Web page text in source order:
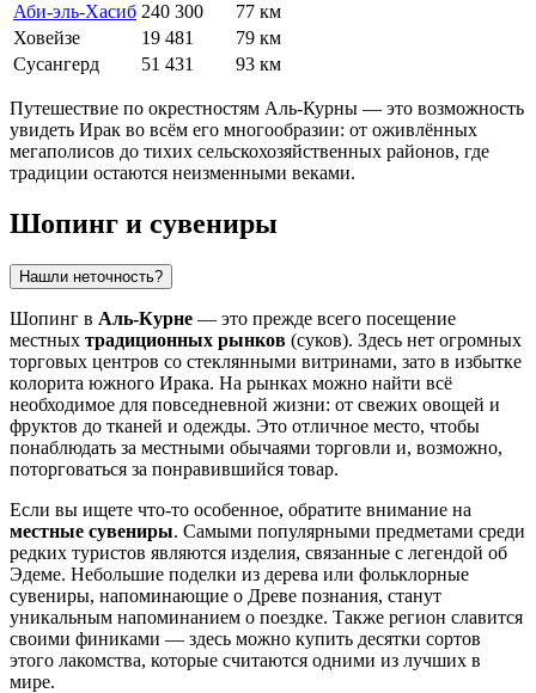
Аби-эль-Хасиб 240 300
77 км
Ховейзе
19 481
79 км
Сусангерд
51 431 93 км
Путешествие по окрестностям Аль-Курны — это возможность
увидеть Ирак во всём его многообразии: от оживлённых
мегаполисов до тихих сельскохозяйственных районов, где
традиции остаются неизменными веками.
Шопинг и сувениры
Нашли неточность?
Шопинг в Аль-Курне — это прежде всего посещение
местных традиционных рынков (суков). Здесь нет огромных
торговых центров со стеклянными витринами, зато в избытке
колорита южного Ирака. На рынках можно найти всё
необходимое для повседневной жизни: от свежих овощей и
фруктов до тканей и одежды. Это отличное место, чтобы
понаблюдать за местными обычаями торговли и, возможно,
поторговаться за понравившийся товар.
Если вы ищете что-то особенное, обратите внимание на
местные сувениры. Самыми популярными предметами среди
редких туристов являются изделия, связанные с легендой об
Эдеме. Небольшие поделки из дерева или фольклорные
сувениры, напоминающие о Древе познания, станут
уникальным напоминанием о поездке. Также регион славится
своими финиками — здесь можно купить десятки сортов
этого лакомства, которые считаются одними из лучших в
мире.